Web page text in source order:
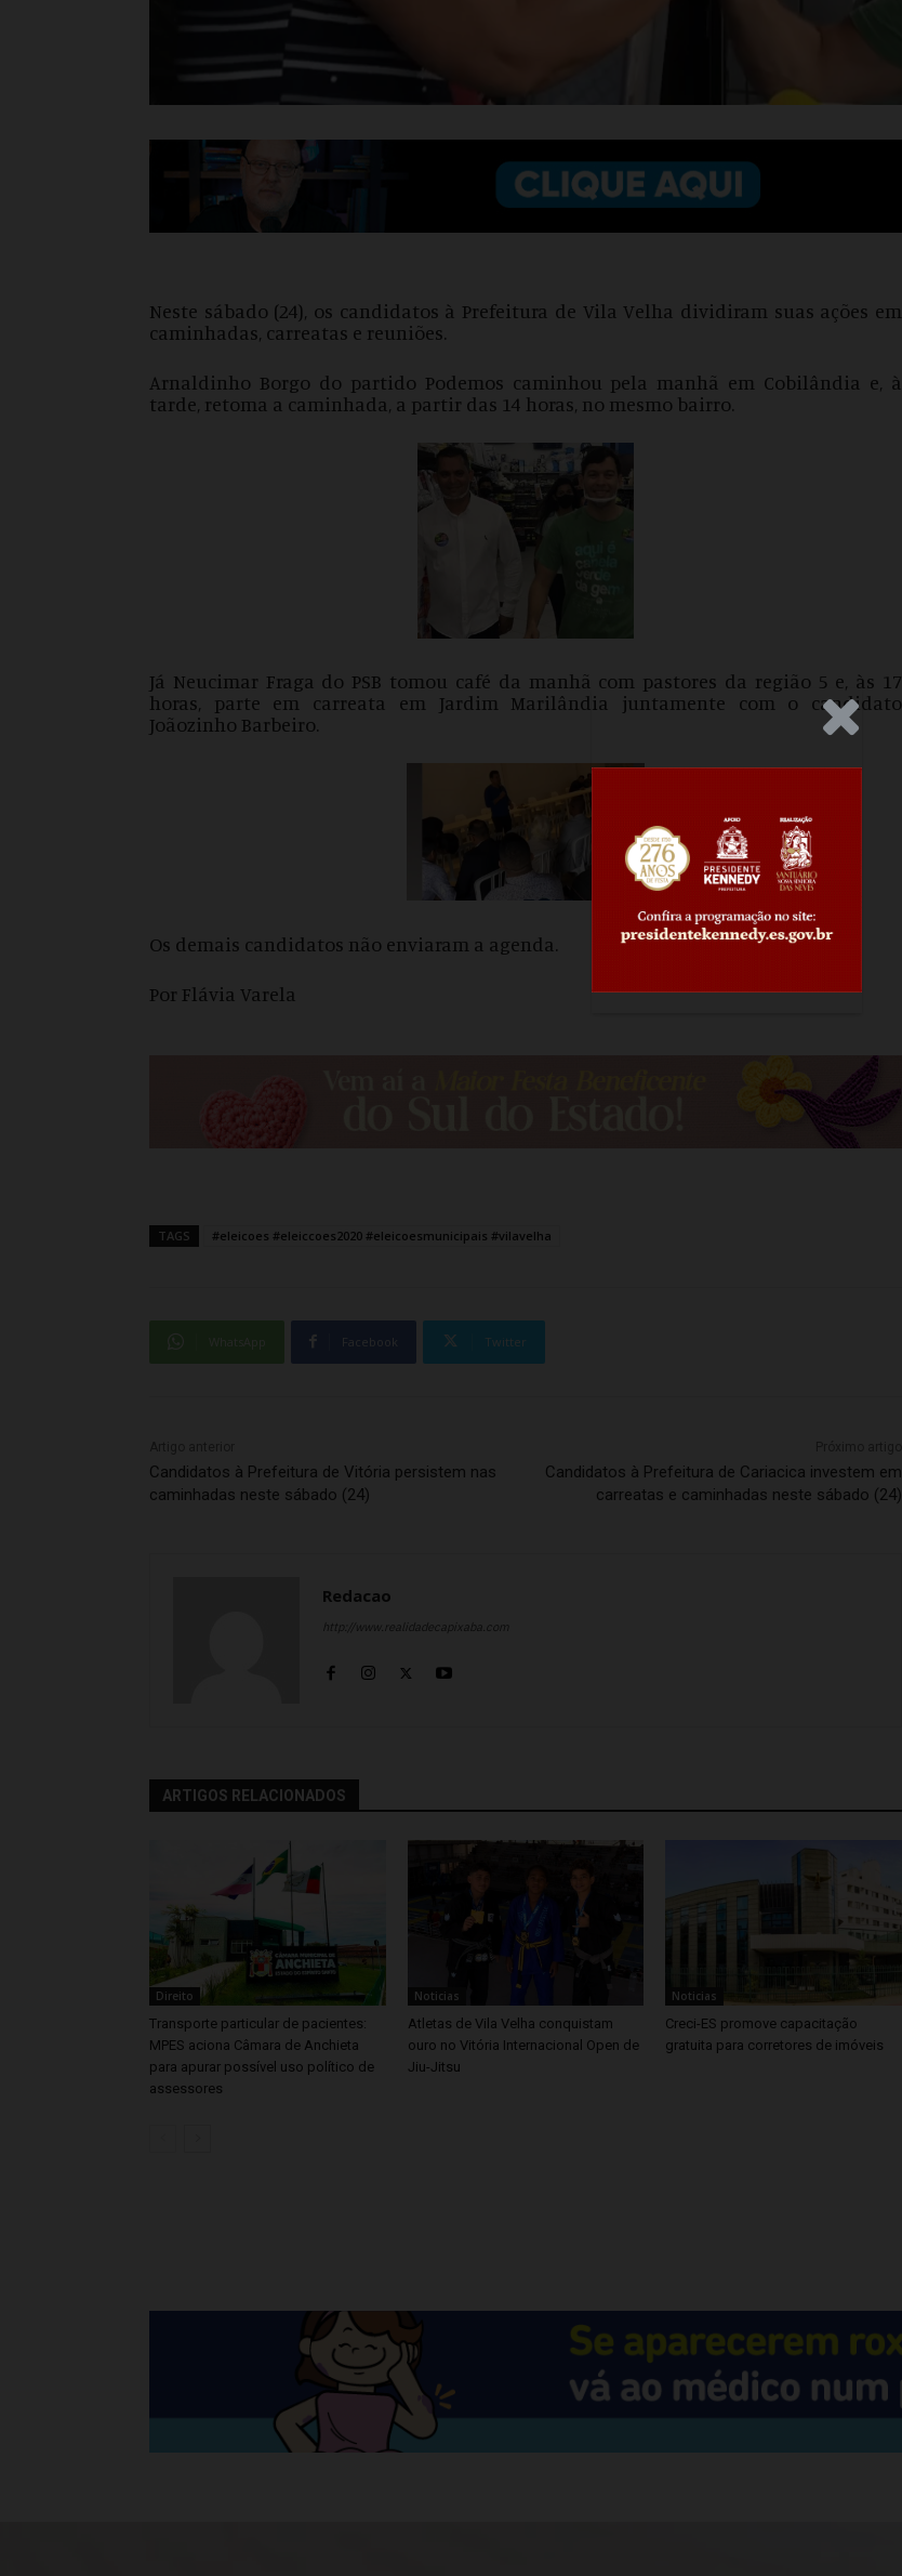
.Anúncio
Neste sábado (24), os candidatos à Prefeitura de Vila Velha dividiram suas ações em
caminhadas, carreatas e reuniões.
Arnaldinho Borgo do partido Podemos caminhou pela manhã em Cobilândia e, à
tarde, retoma a caminhada, a partir das 14 horas, no mesmo bairro.
Já Neucimar Fraga do PSB tomou café da manhã com pastores da região 5 e, às 17
horas, parte em carreata em Jardim Marilândia juntamente com o candidato
Joãozinho Barbeiro.
Os demais candidatos não enviaram a agenda.
Por Flávia Varela
TAGS #eleicoes #eleiccoes2020 #eleicoesmunicipais #vilavelha
Facebook Twitter
Candidatos à Prefeitura de Vitória persistem nas
caminhadas neste sábado (24)
Candidatos à Prefeitura de Cariacica investem em
carreatas e caminhadas neste sábado (24)
Redacao
http://www.realidadecapixaba.com
ARTIGOS RELACIONADOS
Direito
Transporte particular de pacientes:
MPES aciona Câmara de Anchieta
para apurar possível uso político de
assessores
Noticias
Atletas de Vila Velha conquistam
ouro no Vitória Internacional Open de
Jiu-Jitsu
Noticias
Creci-ES promove capacitação
gratuita para corretores de imóveis